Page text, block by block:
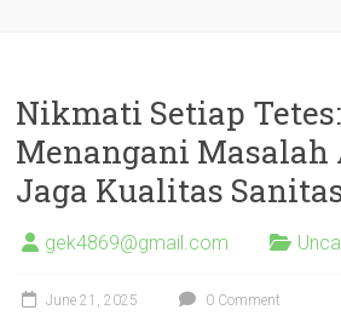
Nikmati Setiap
Menangani Masalah
Jaga Kualitas
gek4869@gmail.com
June 21, 2025 0 Comment